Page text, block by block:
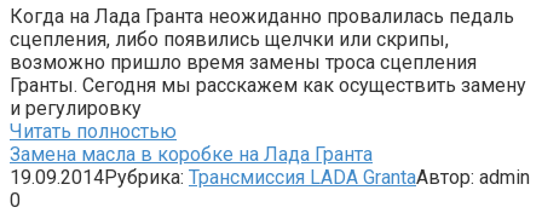
Когда на Лада Гранта неожиданно провалилась педаль
сцепления, либо появились щелчки или скрипы,
возможно пришло время замены троса сцепления
Гранты. Сегодня мы расскажем как осуществить замену
и регулировку
Читать полностью
Замена масла в коробке на Лада Гранта
19.09.2014Рубрика: Трансмиссия LADA GrantaАвтор: admin
0